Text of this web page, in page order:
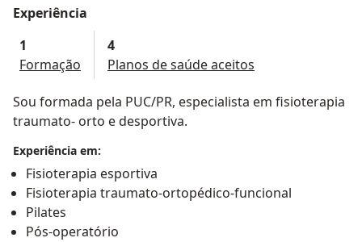
Experiência
1
Formação
4
Planos de saúde aceitos
Sou formada pela PUC/PR, especialista em fisioterapia
traumato- orto e desportiva.
Experiência em:
Fisioterapia esportiva
Fisioterapia traumato-ortopédico-funcional
Pilates
Pós-operatório